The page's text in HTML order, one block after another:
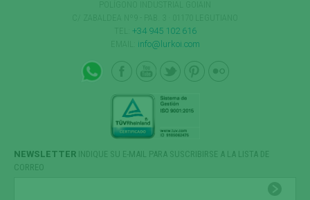
+34 945 102 616
info@lurkoi.com
NEWSLETTER INDIQUE SU E-MAIL PARA SUSCRIBIRSE A LA LISTA DE
CORREO